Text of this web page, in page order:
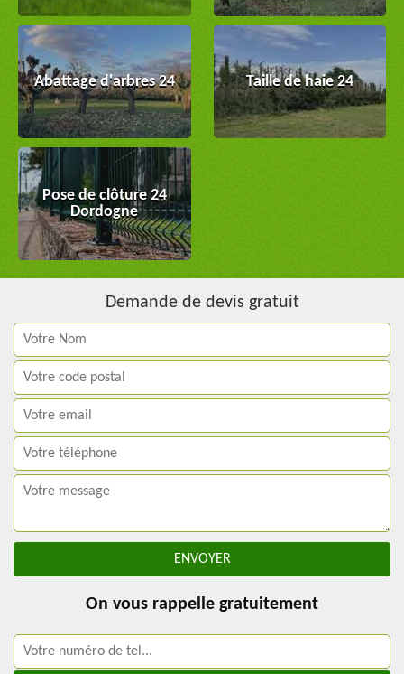
Abattage d'arbres 24 Taille de haie 24
Pose de clôture 24
Dordogne
Demande de devis gratuit
On vous rappelle gratuitement